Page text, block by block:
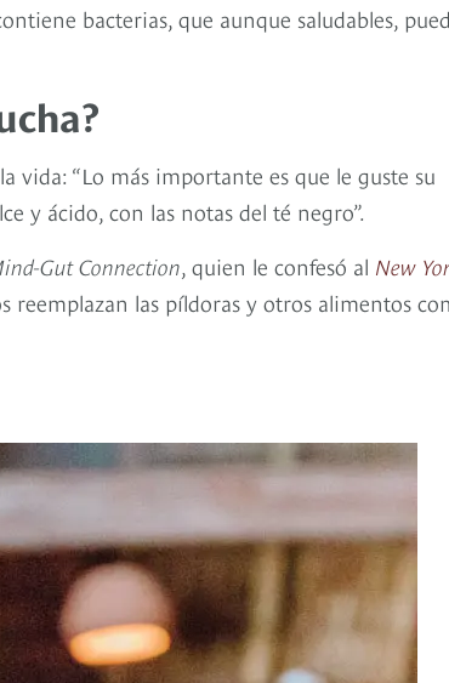
bacterias, que aunque saludables,
vida: “Lo más importante es que le guste su
y ácido, con las notas del té negro”.
Gut Connection, quien le confesó al New
reemplazan las píldoras y otros alimentos